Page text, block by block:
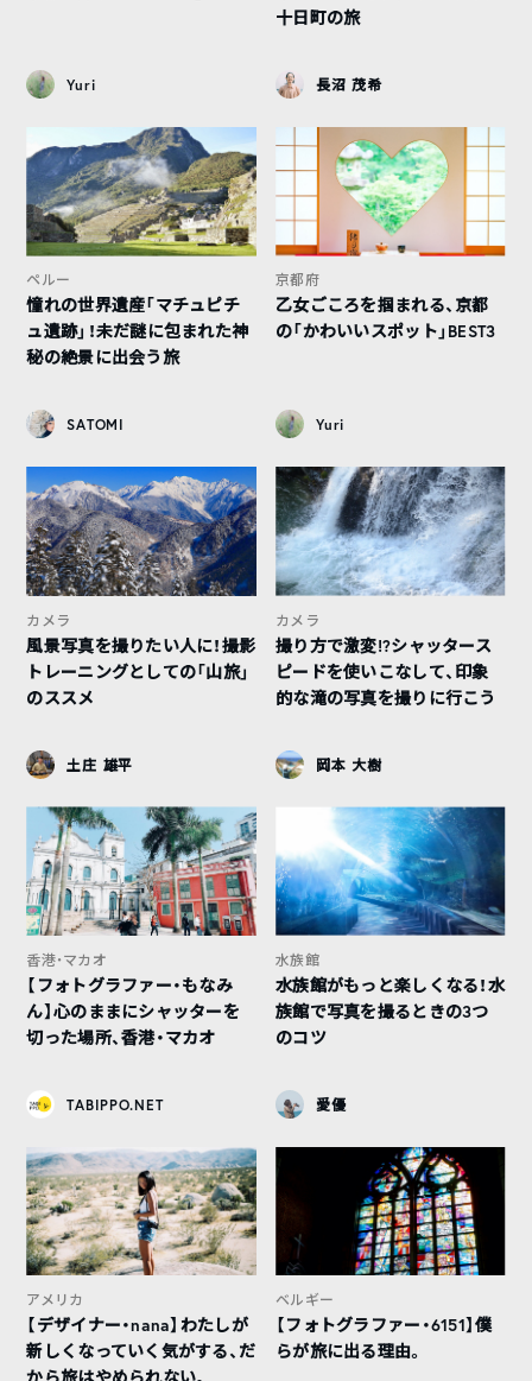
Yuri
十日町の旅
長沼 茂希
ペルー
憧れの世界遺産「マチュピチ
ュ遺跡」！未だ謎に包まれた神
秘の絶景に出会う旅
SATOMI
京都府
乙女ごころを掴まれる、京都
の「かわいいスポット」BEST3
Yuri
カメラ
風景写真を撮りたい人に！撮影
トレーニングとしての「山旅」
のススメ
土庄 雄平
カメラ
撮り方で激変!?シャッタース
ピードを使いこなして、印象
的な滝の写真を撮りに行こう
岡本 大樹
香港・マカオ
【フォトグラファー・もなみ
ん】心のままにシャッターを
切った場所、香港・マカオ
TABIPPO.NET
水族館
水族館がもっと楽しくなる！水
族館で写真を撮るときの3つ
のコツ
愛優
アメリカ
【デザイナー・nana】わたしが
新しくなっていく気がする、だ
ベルギー
【フォトグラファー・6151】僕
らが旅に出る理由。